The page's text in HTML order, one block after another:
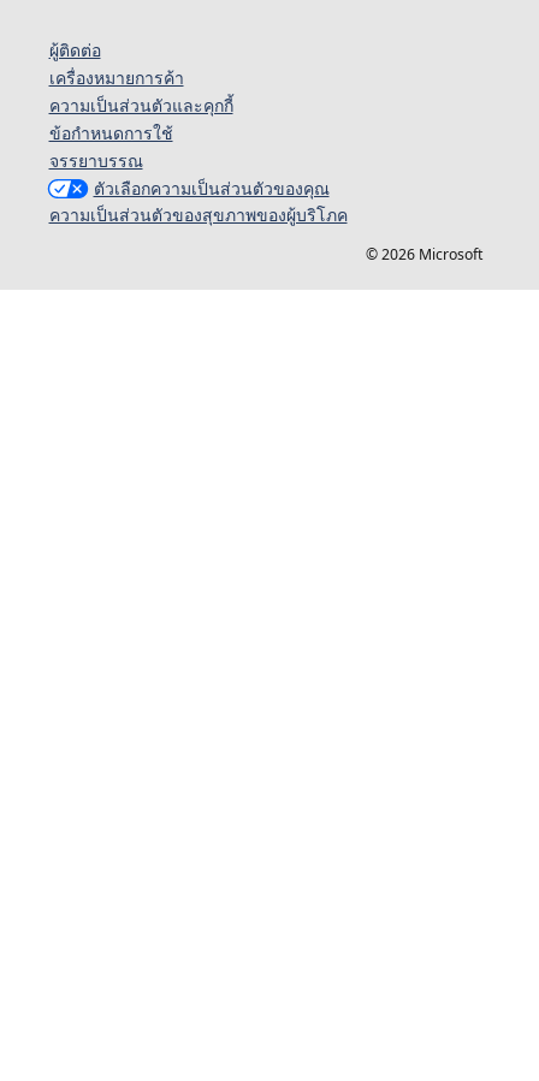
ผู้ติดต่อ
เครื่องหมายการค้า
ความเป็นส่วนตัวและคุกกี้
ข้อกำหนดการใช้
จรรยาบรรณ
ตัวเลือกความเป็นส่วนตัวของคุณ
ความเป็นส่วนตัวของสุขภาพของผู้บริโภค
© 2026 Microsoft